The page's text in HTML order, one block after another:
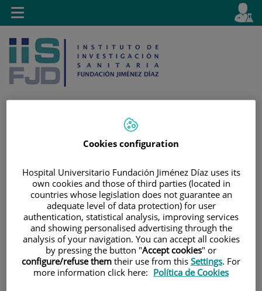
Saltar al contenido
contenido
idioma
activo
es
Toggle
navigation
INNOVACIÓN Y TRANSFERENCIA
Cookies configuration
Hospital Universitario Fundación Jiménez Díaz uses its
own cookies and those of third parties (located in
countries whose legislation does not guarantee an
adequate level of data protection) for user
authentication, statistical analysis, improving services
and showing personalised advertising through the
analysis of your navigation. You can accept all cookies
by pressing the button "Accept cookies" or
configure/refuse them their use from this Settings. For
more information click here: Política de Cookies